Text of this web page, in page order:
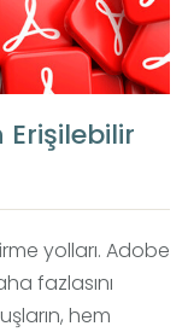
Erişilebilir
yolları. Adobe
fazlasını
hem